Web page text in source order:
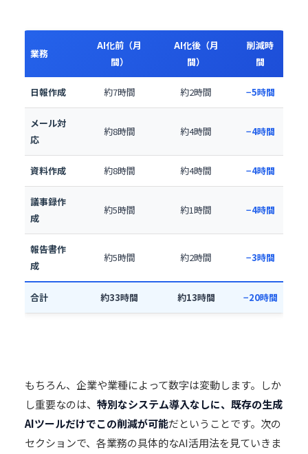
業務
AI化前（月
間）
AI化後（月
間）
削減時
間
日報作成 約7時間 約2時間 −5時間
メール対
応
約8時間 約4時間 −4時間
資料作成 約8時間 約4時間 −4時間
議事録作
成
約5時間 約1時間 −4時間
報告書作
成
約5時間 約2時間 −3時間
合計 約33時間 約13時間 −20時間
もちろん、企業や業種によって数字は変動します。しか
し重要なのは、 特別なシステム導入なしに、既存の生成
AIツールだけでこの削減が可能だということです。次の
セクションで、各業務の具体的なAI活用法を見ていきま